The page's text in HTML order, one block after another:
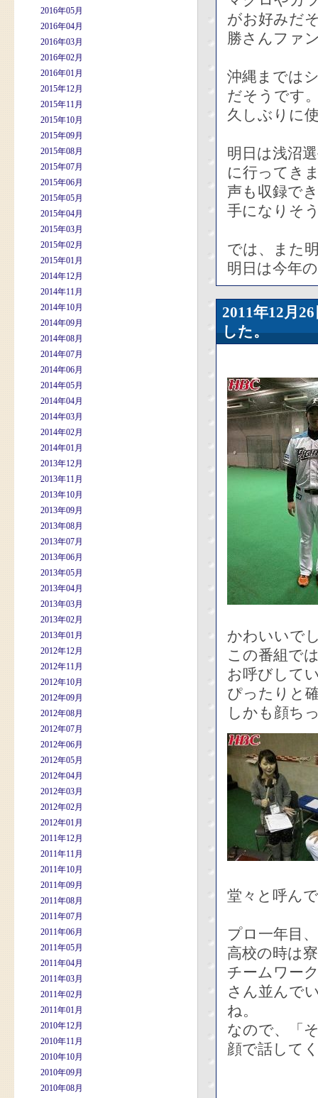
2016年05月
2016年04月
2016年03月
2016年02月
2016年01月
2015年12月
2015年11月
2015年10月
2015年09月
2015年08月
2015年07月
2015年06月
2015年05月
2015年04月
2015年03月
2015年02月
2015年01月
2014年12月
2014年11月
2014年10月
2014年09月
2014年08月
2014年07月
2014年06月
2014年05月
2014年04月
2014年03月
2014年02月
2014年01月
2013年12月
2013年11月
2013年10月
2013年09月
2013年08月
2013年07月
2013年06月
2013年05月
2013年04月
2013年03月
2013年02月
2013年01月
2012年12月
2012年11月
2012年10月
2012年09月
2012年08月
2012年07月
2012年06月
2012年05月
2012年04月
2012年03月
2012年02月
2012年01月
2011年12月
2011年11月
2011年10月
2011年09月
2011年08月
2011年07月
2011年06月
2011年05月
2011年04月
2011年03月
2011年02月
2011年01月
2010年12月
2010年11月
2010年10月
2010年09月
2010年08月
がお好みだ
勝さんファ
沖縄までは
だそうです
久しぶりに
明日は浅沼
に行ってき
声も収録で
手になりそ
では、また
明日は今年
2011年12
した。
かわいいで
この番組で
お呼びして
ぴったりと
しかも顔ち
堂々と呼ん
プロ一年目
高校の時は
チームワー
さん並んで
ね。
なので、「
顔で話して